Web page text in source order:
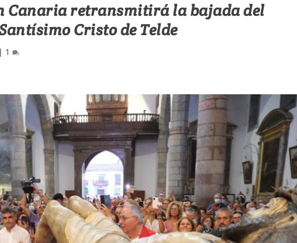
Canaria retransmitirá la bajada del
Cristo de Telde
| 1